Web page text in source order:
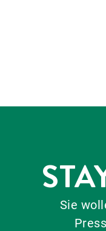
Sie